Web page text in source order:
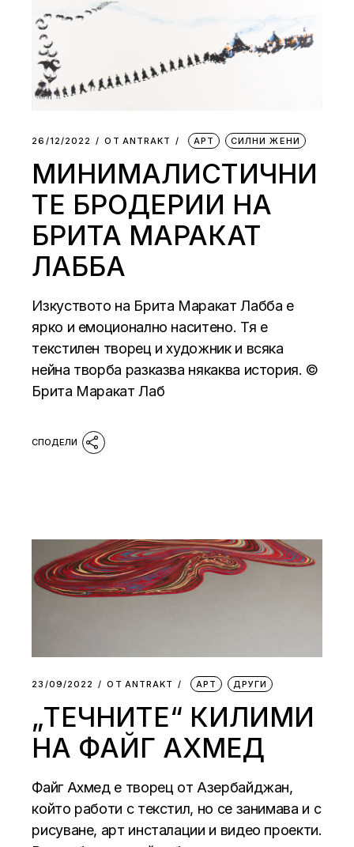
26/12/2022 ОТ АNTRAKT АРТ СИЛНИ ЖЕНИ
МИНИМАЛИСТИЧНИ
ТЕ БРОДЕРИИ НА
БРИТА МАРАКАТ
ЛАББА
Изкуството на Брита Маракат Лабба е
ярко и емоционално наситено. Тя е
текстилен творец и художник и всяка
нейна творба разказва някаква история. ©
Брита Маракат Лаб
23/09/2022 ОТ АNTRAKT АРТ ДРУГИ
„ТЕЧНИТЕ“ КИЛИМИ
НА ФАЙГ АХМЕД
Файг Ахмед е творец от Азербайджан,
който работи с текстил, но се занимава и с
рисуване, арт инсталации и видео проекти.